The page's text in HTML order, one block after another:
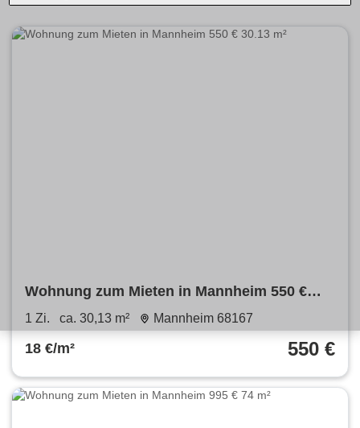
Wohnung zum Mieten in Mannheim 550 €
30.13 m²
1 Zi. ca. 30,13 m² Mannheim 68167
18 €/m² 550 €